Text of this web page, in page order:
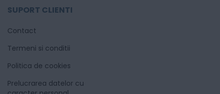
SUPORT CLIENTI
Contact
Termeni si conditii
Politica de cookies
Prelucrarea datelor cu